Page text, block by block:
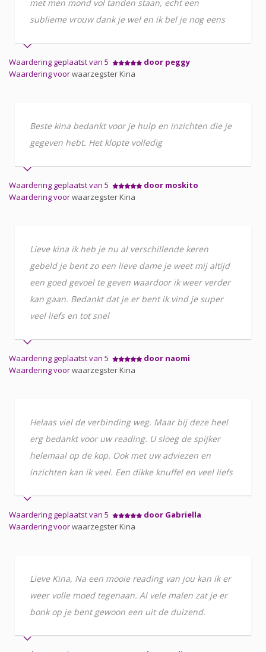
met men mond vol tanden staan, echt een
sublieme vrouw dank je wel en ik bel je nog eens
Waardering geplaatst van 5
door peggy
Waardering voorwaarzegster Kina
Beste kina bedankt voor je hulp en inzichten die je
gegeven hebt. Het klopte volledig
Waardering geplaatst van 5
door moskito
Waardering voorwaarzegster Kina
Lieve kina ik heb je nu al verschillende keren
gebeld je bent zo een lieve dame je weet mij altijd
een goed gevoel te geven waardoor ik weer verder
kan gaan. Bedankt dat je er bent ik vind je super
veel liefs en tot snel
Waardering geplaatst van 5
door naomi
Waardering voorwaarzegster Kina
Helaas viel de verbinding weg. Maar bij deze heel
erg bedankt voor uw reading. U sloeg de spijker
helemaal op de kop. Ook met uw adviezen en
inzichten kan ik veel. Een dikke knuffel en veel liefs
Waardering geplaatst van 5
door Gabriella
Waardering voorwaarzegster Kina
Lieve Kina, Na een mooie reading van jou kan ik er
weer volle moed tegenaan. Al vele malen zat je er
bonk op je bent gewoon een uit de duizend.